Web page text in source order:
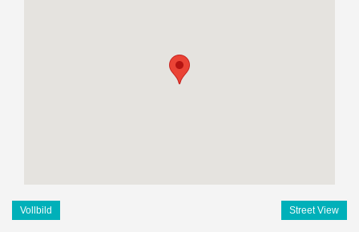
Vollbild Street View